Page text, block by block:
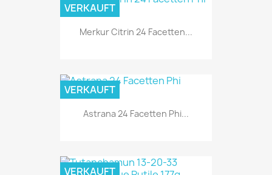
Merkur Citrin 24 Facetten...
VERKAUFT
Astrana 24 Facetten Phi...
VERKAUFT
VERKAUFT